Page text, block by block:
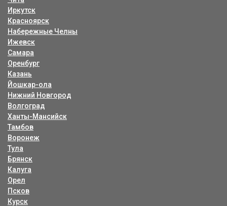
Иркутск
Красноярск
Набережные Челны
Ижевск
Самара
Оренбург
Казань
Йошкар-ола
Нижний Новгород
Волгоград
Ханты-Мансийск
Тамбов
Воронеж
Тула
Брянск
Калуга
Орел
Псков
Курск